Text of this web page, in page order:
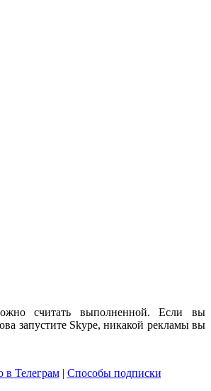
считать выполненной. Если вы
запустите Skype, никакой рекламы вы
в Телеграм| Способы подписки